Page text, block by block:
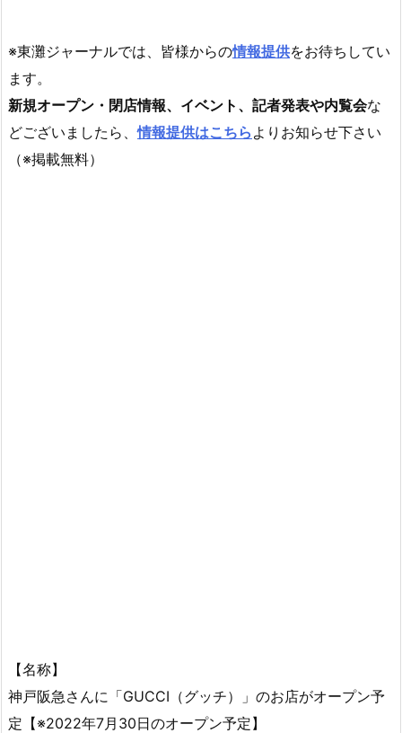
※東灘ジャーナルでは、皆様からの情報提供をお待ちしてい
ます。
新規オープン・閉店情報、イベント、記者発表や内覧会な
どございましたら、情報提供はこちら よりお知らせ下さい
（※掲載無料）
【名称】
神戸阪急さんに「GUCCI（グッチ）」のお店がオープン予
定【※2022年7月30日のオープン予定】